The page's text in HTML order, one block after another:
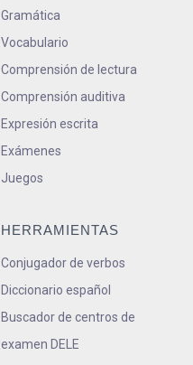
Gramática
Vocabulario
Comprensión de lectura
Comprensión auditiva
Expresión escrita
Exámenes
Juegos
HERRAMIENTAS
Conjugador de verbos
Diccionario español
Buscador de centros de
examen DELE